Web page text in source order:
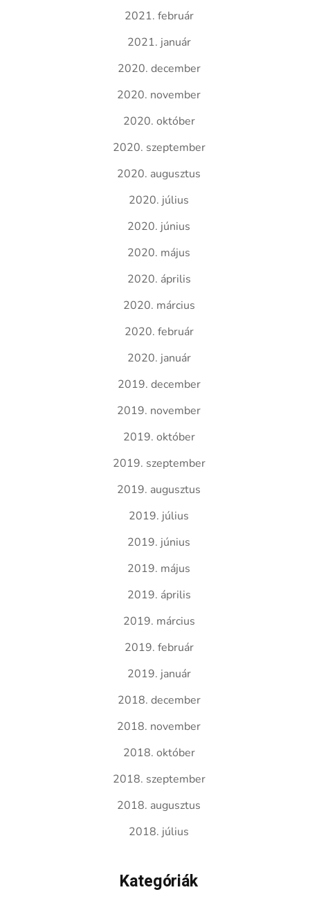
2021. február
2021. január
2020. december
2020. november
2020. október
2020. szeptember
2020. augusztus
2020. július
2020. június
2020. május
2020. április
2020. március
2020. február
2020. január
2019. december
2019. november
2019. október
2019. szeptember
2019. augusztus
2019. július
2019. június
2019. május
2019. április
2019. március
2019. február
2019. január
2018. december
2018. november
2018. október
2018. szeptember
2018. augusztus
2018. július
Kategóriák